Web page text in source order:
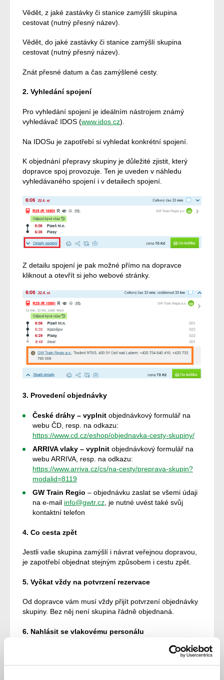
Vědět, z jaké zastávky či stanice zamýšlí skupina
cestovat (nutný přesný název).
Vědět, do jaké zastávky či stanice zamýšlí skupina
cestovat (nutný přesný název).
Znát přesné datum a čas zamýšlené cesty.
2. Vyhledání spojení
Pro vyhledání spojení je ideálním nástrojem známý
vyhledávač IDOS (www.idos.cz).
Na IDOSu je zapotřebí si vyhledat konkrétní spojení.
K objednání přepravy skupiny je důležité zjistit, který
dopravce spoj provozuje. Ten je uveden v náhledu
vyhledávaného spojení i v detailech spojení.
Z detailu spojení je pak možné přímo na dopravce
kliknout a otevřít si jeho webové stránky.
3. Provedení objednávky
České dráhy – vyplnit objednávkový formulář na
webu ČD, resp. na odkazu:
https://www.cd.cz/eshop/objednavka-cesty-skupiny/
ARRIVA vlaky – vyplnit objednávkový formulář na
webu ARRIVA, resp. na odkazu:
https://www.arriva.cz/cs/na-cesty/preprava-skupin?
modalid=8119
GW Train Regio – objednávku zaslat se všemi údaji
na e-mail info@gwtr.cz , je nutné uvést také svůj
kontaktní telefon
4. Co cesta zpět
Jestli vaše skupina zamýšlí i návrat veřejnou dopravou,
je zapotřebí objednat stejným způsobem i cestu zpět.
5. Vyčkat vždy na potvrzení rezervace
Od dopravce vám musí vždy přijít potvrzení objednávky
skupiny. Bez něj není skupina řádně objednaná.
6. Nahlásit se vlakovému personálu
Dorazte na stanici vždy včas a ideálně se nahlaste